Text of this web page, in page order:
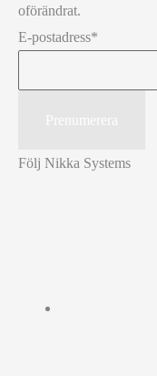
oförändrat.
E-postadress*
Följ Nikka Systems